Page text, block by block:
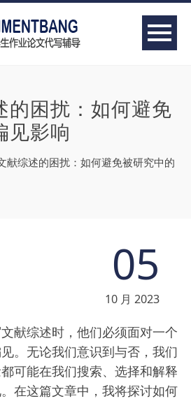
的困扰：如何避免
见影响
献综述的困扰：如何避免被研究中的
05
10 月 2023
献综述时，他们必须面对一个
。无论我们意识到与否，我们
可能在我们搜索、选择和解释
在这篇文章中，我将探讨如何